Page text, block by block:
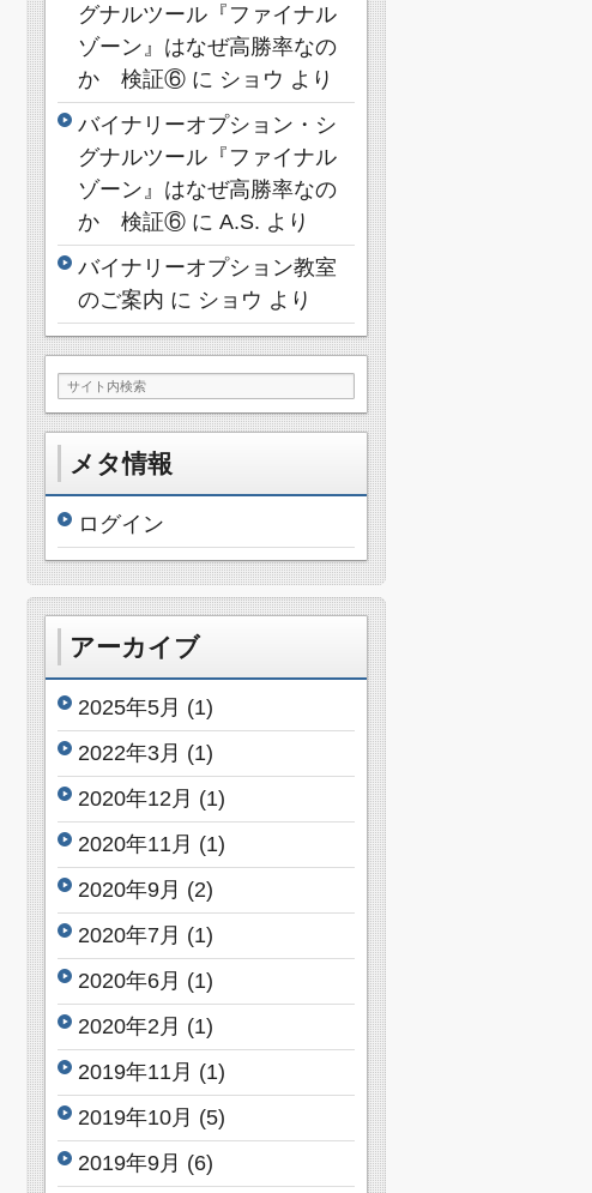
グナルツール『ファイナル
ゾーン』はなぜ高勝率なの
か 検証⑥ に ショウ より
バイナリーオプション・シ
グナルツール『ファイナル
ゾーン』はなぜ高勝率なの
か 検証⑥ に A.S. より
バイナリーオプション教室
のご案内 に ショウ より
メタ情報
ログイン
アーカイブ
2025年5月 (1)
2022年3月 (1)
2020年12月 (1)
2020年11月 (1)
2020年9月 (2)
2020年7月 (1)
2020年6月 (1)
2020年2月 (1)
2019年11月 (1)
2019年10月 (5)
2019年9月 (6)